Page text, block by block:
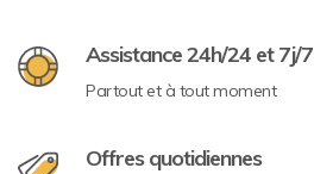
Assistance 24h/24 et 7j/7
Partout et à tout moment
Offres quotidiennes